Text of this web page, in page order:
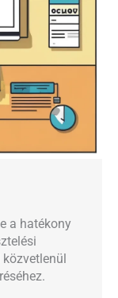
a hatékony